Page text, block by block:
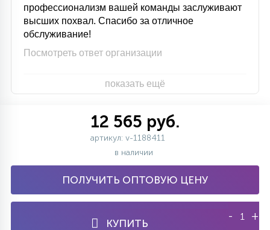
профессионализм вашей команды заслуживают
высших похвал. Спасибо за отличное
обслуживание!
Посмотреть ответ организации
показать ещё
12 565 руб.
артикул: v-1188411
в наличии
ПОЛУЧИТЬ ОПТОВУЮ ЦЕНУ
КУПИТЬ
- +